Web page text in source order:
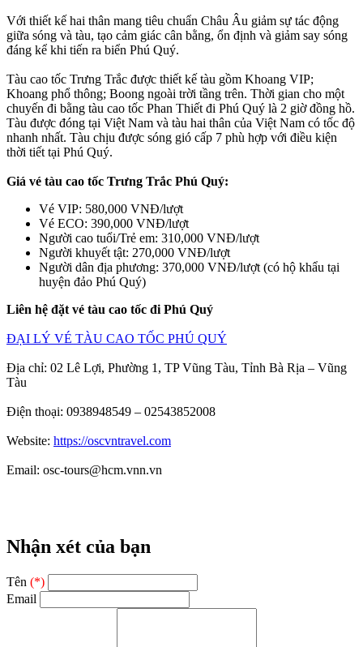
Với thiết kế hai thân mang tiêu chuẩn Châu Âu giảm sự tác động
giữa sóng và tàu, tạo cảm giác cân bằng, ổn định và giảm say sóng
đáng kể khi tiến ra biển Phú Quý.
Tàu cao tốc Trưng Trắc được thiết kế tàu gồm Khoang VIP;
Khoang phổ thông; Boong ngoài trời tầng trên. Thời gian cho một
chuyến đi bằng tàu cao tốc Phan Thiết đi Phú Quý là 2 giờ đồng hồ.
Tàu được đóng tại Việt Nam và tàu hai thân của Việt Nam có tốc độ
nhanh nhất. Tàu chịu được sóng gió cấp 7 phù hợp với điều kiện
thời tiết tại Phú Quý.
Giá vé tàu cao tốc Trưng Trắc Phú Quý:
Vé VIP: 580,000 VNĐ/lượt
Vé ECO: 390,000 VNĐ/lượt
Người cao tuổi/Trẻ em: 310,000 VNĐ/lượt
Người khuyết tật: 270,000 VNĐ/lượt
Người dân địa phương: 370,000 VNĐ/lượt (có hộ khẩu tại
huyện đảo Phú Quý)
Liên hệ đặt vé tàu cao tốc đi Phú Quý
ĐẠI LÝ VÉ TÀU CAO TỐC PHÚ QUÝ
Địa chỉ: 02 Lê Lợi, Phường 1, TP Vũng Tàu, Tỉnh Bà Rịa – Vũng
Tàu
Điện thoại: 0938948549 – 02543852008
Website: https://oscvntravel.com
Email: osc-tours@hcm.vnn.vn
Nhận xét của bạn
Tên (*)
Email